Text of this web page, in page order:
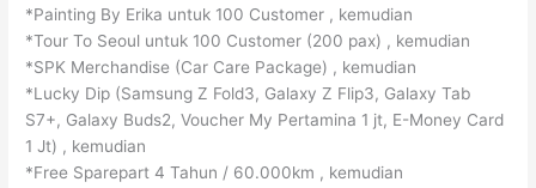
*Painting By Erika untuk 100 Customer , kemudian
*Tour To Seoul untuk 100 Customer (200 pax) , kemudian
*SPK Merchandise (Car Care Package) , kemudian
*Lucky Dip (Samsung Z Fold3, Galaxy Z Flip3, Galaxy Tab
S7+, Galaxy Buds2, Voucher My Pertamina 1 jt, E-Money Card
1 Jt) , kemudian
*Free Sparepart 4 Tahun / 60.000km , kemudian